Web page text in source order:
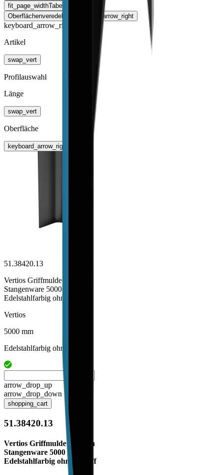
fit_page_widthTabelle erweitern
Oberflächenveredelung
keyboard_arrow_right
keyboard_arrow_right
Artikel
swap_vert
Profilauswahl
Länge
swap_vert
Oberfläche
keyboard_arrow_right
51.38420.13
Vertios Griffmulde L-Form
Stangenware 5000 mm
Edelstahlfarbig ohne Schliff
Vertios
5000 mm
Edelstahlfarbig ohne Schliff
arrow_drop_up
arrow_drop_down
shopping_cart
51.38420.13
Vertios Griffmulde L-Form
Stangenware 5000 mm
Edelstahlfarbig ohne Schliff